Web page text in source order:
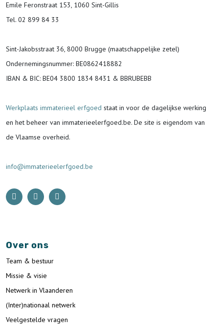
Emile Feronstraat 153, 1060 Sint-Gillis
Tel. 02 899 84 33
Sint-Jakobsstraat 36, 8000 Brugge (maatschappelijke zetel)
Ondernemingsnummer: BE0862418882
IBAN & BIC: BE04 3800 1834 8431 & BBRUBEBB
Werkplaats immaterieel erfgoed staat in voor de dagelijkse werking
en het beheer van immaterieelerfgoed.be. De site is eigendom van
de Vlaamse overheid.
info@immaterieelerfgoed.be
Over ons
Team & bestuur
Missie & visie
Netwerk in Vlaanderen
(Inter)nationaal netwerk
Veelgestelde vragen